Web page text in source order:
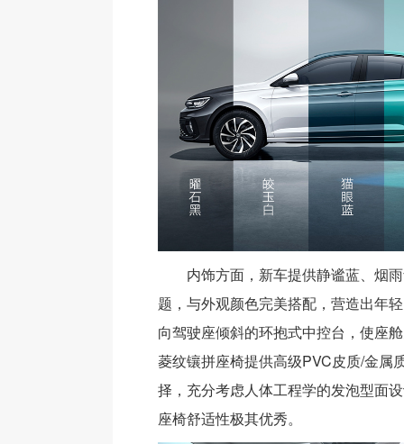
内饰方面，新车提供静谧蓝、烟
题，与外观颜色完美搭配，营造出年
向驾驶座倾斜的环抱式中控台，使座
菱纹镶拼座椅提供高级PVC皮质/金属
择，充分考虑人体工程学的发泡型面
座椅舒适性极其优秀。